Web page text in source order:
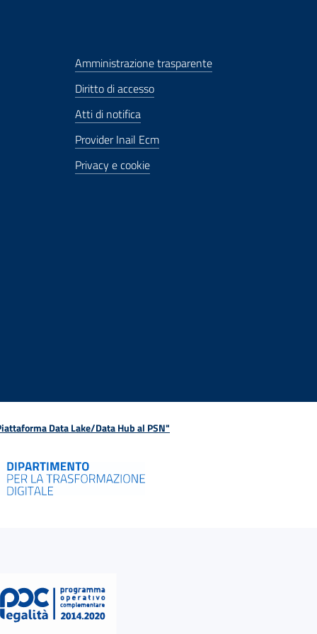
Amministrazione trasparente
Diritto di accesso
Atti di notifica
Provider Inail Ecm
Privacy e cookie
Data Lake/Data Hub al PSN"